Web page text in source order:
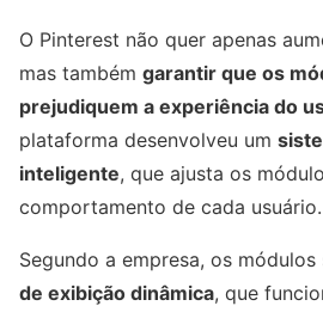
O Pinterest não quer apenas
mas também garantir que os
prejudiquem a experiência do
plataforma desenvolveu um
inteligente, que ajusta os
comportamento de cada usuário.
Segundo a empresa, os módulos
de exibição dinâmica, que